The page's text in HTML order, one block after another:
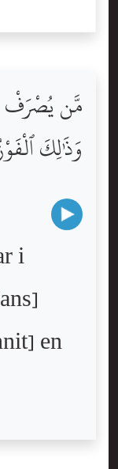
مَّن يُصْرَفْ
وَذَٰلِكَ
i
en